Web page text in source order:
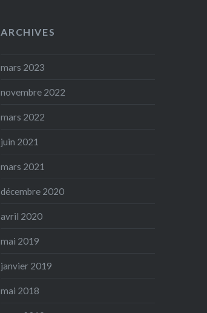
ARCHIVES
mars 2023
novembre 2022
mars 2022
juin 2021
mars 2021
décembre 2020
avril 2020
mai 2019
janvier 2019
mai 2018